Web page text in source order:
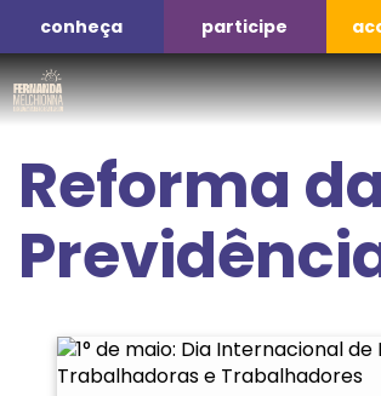
conheça participe
Reforma